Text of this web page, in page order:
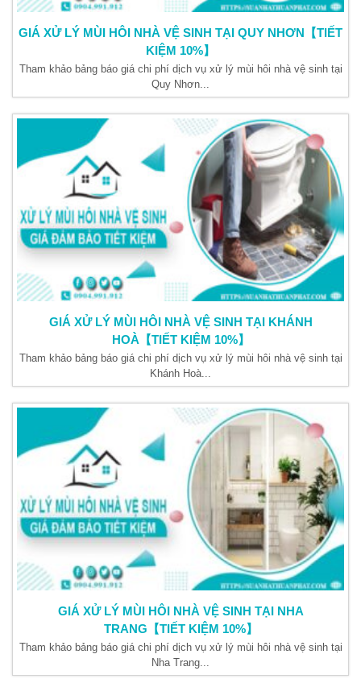
GIÁ XỬ LÝ MÙI HÔI NHÀ VỆ SINH TẠI QUY NHƠN【TIẾT
KIỆM 10%】
Tham khảo bảng báo giá chi phí dịch vụ xử lý mùi hôi nhà vệ sinh tại
Quy Nhơn...
GIÁ XỬ LÝ MÙI HÔI NHÀ VỆ SINH TẠI KHÁNH
HOÀ【TIẾT KIỆM 10%】
Tham khảo bảng báo giá chi phí dịch vụ xử lý mùi hôi nhà vệ sinh tại
Khánh Hoà...
GIÁ XỬ LÝ MÙI HÔI NHÀ VỆ SINH TẠI NHA
TRANG【TIẾT KIỆM 10%】
Tham khảo bảng báo giá chi phí dịch vụ xử lý mùi hôi nhà vệ sinh tại
Nha Trang...